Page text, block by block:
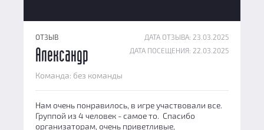
ОТЗЫВ
ДАТА ОТЗЫВА: 23.03.2025
ДАТА ПОСЕЩЕНИЯ: 22.03.2025
Александр
Команда: без команды
Нам очень понравилось, в игре участвовали все.
Группой из 4 человек - самое то. Спасибо
организаторам, очень приветливые,